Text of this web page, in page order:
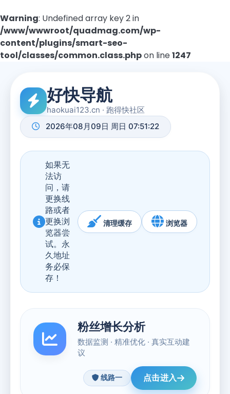
Warning: Undefined array key 2 in
/www/wwwroot/quadmag.com/wp-
content/plugins/smart-seo-
tool/classes/common.class.phpon line1247